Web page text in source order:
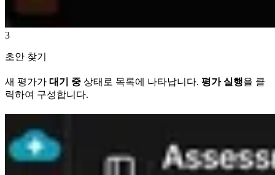
3
초안 찾기
새 평가가 대기 중 상태로 목록에 나타납니다. 평가 실행을 클
릭하여 구성합니다.